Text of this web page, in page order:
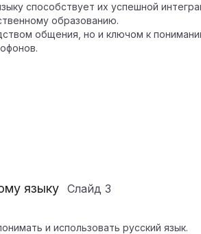
способствует их успешной
образованию.
общения, но и ключом к
языку Слайд 3
и использовать русский язык.